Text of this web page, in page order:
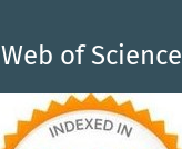
Web of Science